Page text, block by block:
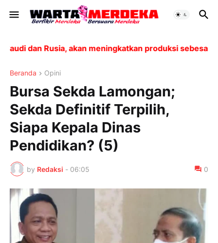
dan Rusia, akan meningkatkan produksi sebesar
Beranda Opini
Bursa Sekda Lamongan;
Sekda Definitif Terpilih,
Siapa Kepala Dinas
Pendidikan? (5)
by Redaksi - 06:05 0